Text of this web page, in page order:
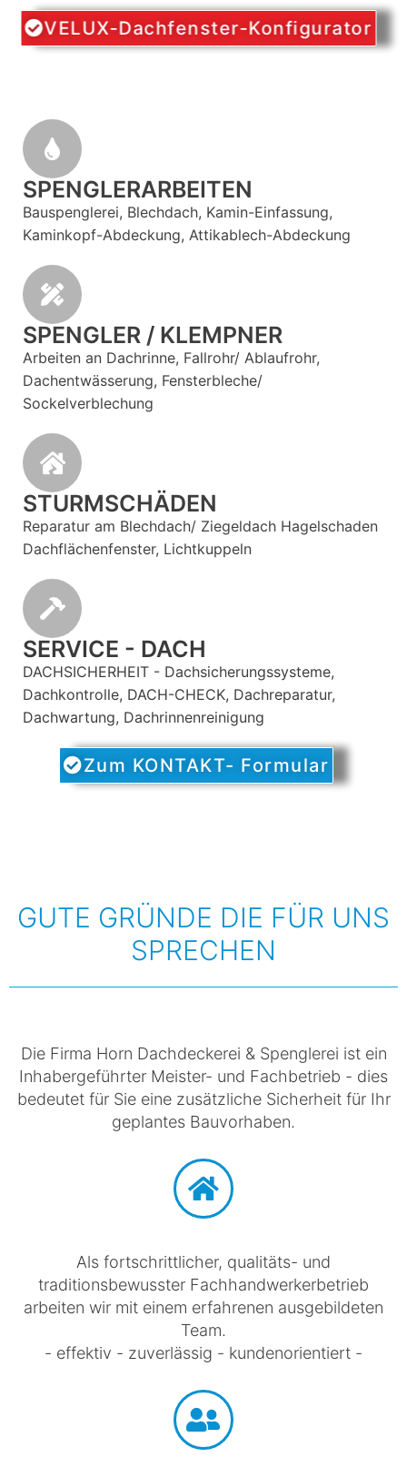
VELUX-Dachfenster-Konfigurator
SPENGLERARBEITEN
Bauspenglerei, Blechdach, Kamin-Einfassung,
Kaminkopf-Abdeckung, Attikablech-Abdeckung
SPENGLER / KLEMPNER
Arbeiten an Dachrinne, Fallrohr/ Ablaufrohr,
Dachentwässerung, Fensterbleche/
Sockelverblechung
STURMSCHÄDEN
Reparatur am Blechdach/ Ziegeldach Hagelschaden
Dachflächenfenster, Lichtkuppeln
SERVICE - DACH
DACHSICHERHEIT - Dachsicherungssysteme,
Dachkontrolle, DACH-CHECK, Dachreparatur,
Dachwartung, Dachrinnenreinigung
Zum KONTAKT- Formular
GUTE GRÜNDE DIE FÜR UNS
SPRECHEN
Die Firma Horn Dachdeckerei & Spenglerei ist ein
Inhabergeführter Meister- und Fachbetrieb - dies
bedeutet für Sie eine zusätzliche Sicherheit für Ihr
geplantes Bauvorhaben.
Als fortschrittlicher, qualitäts- und
traditionsbewusster Fachhandwerkerbetrieb
arbeiten wir mit einem erfahrenen ausgebildeten
Team.
- effektiv - zuverlässig - kundenorientiert -